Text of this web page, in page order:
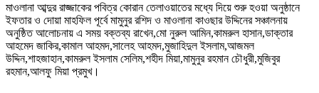
মাওলানা আব্দুর রাজ্জাকের পবিত্র কোরান তেলাওয়াতের মধ্যে দিয়ে শুরু হওয়া অনুষ্ঠানে
ইফতার ও দোয়া মাহফিল পূর্বে মামুনুর রশিদ ও মাওলানা কাওছার উদ্দিনের সঞ্চালনায়
অনুষ্ঠিত আলোচনায় এ সময় বক্তব্য রাখেন,মো নুরুল আমিন,কামরুল হাসান,ডাক্তার
আহমেদ জাকির,কামাল আহমদ,সালেহ আহমদ,মুজাহিদুল ইসলাম,আজমল
উদ্দিন,শাহজাহান,কামরুল ইসলাম সেলিম,শহীদ মিয়া,মামুনুর রহমান চৌধুরী,মুজিবুর
রহমান,আলফু মিয়া প্রমুখ।